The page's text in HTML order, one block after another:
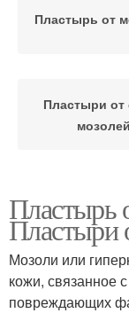
Пластырь от
Пластыри от
мозолей
Пластырь
Пластыри
Мозоли или
кожи, связанное
повреждающих